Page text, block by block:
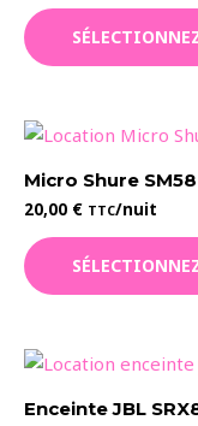
Micro Shure
20,00 € TTC/nuit
Enceinte JBL